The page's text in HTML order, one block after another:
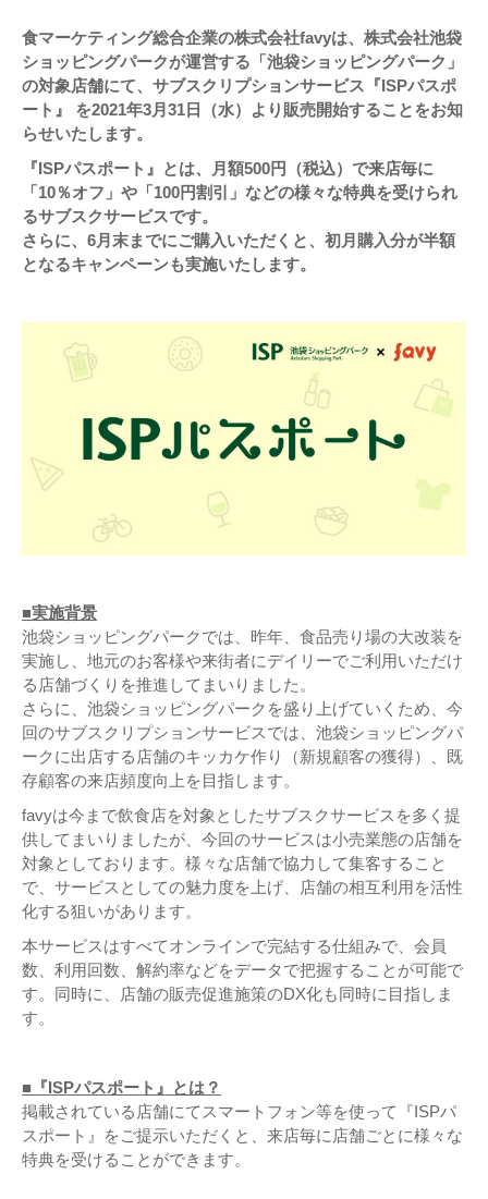
食マーケティング総合企業の株式会社favyは、株式会社池袋
ショッピングパークが運営する「池袋ショッピングパーク」
の対象店舗にて、サブスクリプションサービス『ISPパスポ
ート』 を2021年3月31日（水）より販売開始することをお知
らせいたします。
『ISPパスポート』とは、月額500円（税込）で来店毎に
「10％オフ」や「100円割引」などの様々な特典を受けられ
るサブスクサービスです。
さらに、6月末までにご購入いただくと、初月購入分が半額
となるキャンペーンも実施いたします。
■実施背景
池袋ショッピングパークでは、昨年、食品売り場の大改装を
実施し、地元のお客様や来街者にデイリーでご利用いただけ
る店舗づくりを推進してまいりました。
さらに、池袋ショッピングパークを盛り上げていくため、今
回のサブスクリプションサービスでは、池袋ショッピングパ
ークに出店する店舗のキッカケ作り（新規顧客の獲得）、既
存顧客の来店頻度向上を目指します。
favyは今まで飲食店を対象としたサブスクサービスを多く提
供してまいりましたが、今回のサービスは小売業態の店舗を
対象としております。様々な店舗で協力して集客すること
で、サービスとしての魅力度を上げ、店舗の相互利用を活性
化する狙いがあります。
本サービスはすべてオンラインで完結する仕組みで、会員
数、利用回数、解約率などをデータで把握することが可能で
す。同時に、店舗の販売促進施策のDX化も同時に目指しま
す。
■『ISPパスポート』とは？
掲載されている店舗にてスマートフォン等を使って『ISPパ
スポート』をご提示いただくと、来店毎に店舗ごとに様々な
特典を受けることができます。